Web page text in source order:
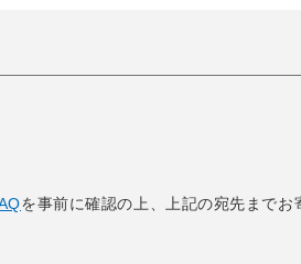
を事前に確認の上、上記の宛先までお